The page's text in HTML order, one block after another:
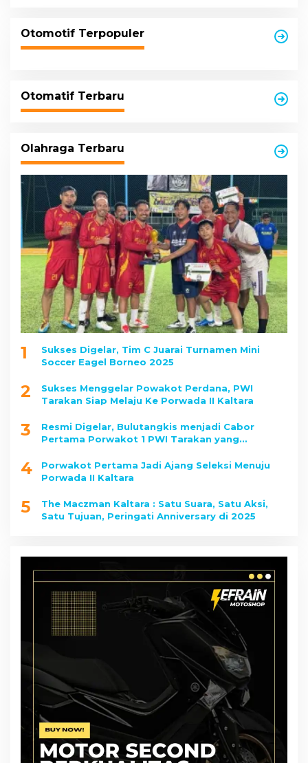
Otomotif Terpopuler
Otomatif Terbaru
Olahraga Terbaru
1
Sukses Digelar, Tim C Juarai Turnamen Mini
Soccer Eagel Borneo 2025
2
Sukses Menggelar Powakot Perdana, PWI
Tarakan Siap Melaju Ke Porwada II Kaltara
3
Resmi Digelar, Bulutangkis menjadi Cabor
Pertama Porwakot 1 PWI Tarakan yang
4
Porwakot Pertama Jadi Ajang Seleksi Menuju
Porwada II Kaltara
5
The Maczman Kaltara : Satu Suara, Satu Aksi,
Satu Tujuan, Peringati Anniversary di 2025